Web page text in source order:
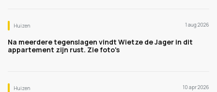
Huizen 1 aug 2026
Na meerdere tegenslagen vindt Wietze de Jager in dit
appartement zijn rust. Zie foto's
Huizen 10 apr 2026